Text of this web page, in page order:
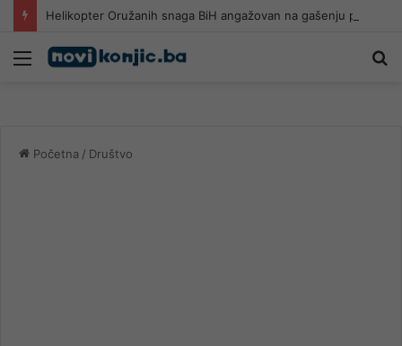
Meni
Početna / Društvo